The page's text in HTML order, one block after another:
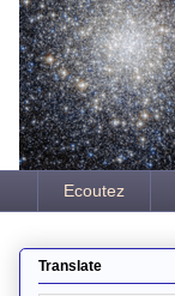
Ecoutez
Translate